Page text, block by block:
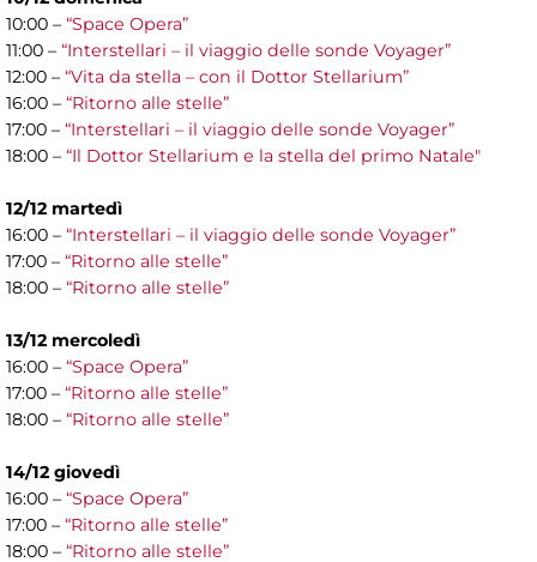
10:00 – “Space Opera”
11:00 – “Interstellari – il viaggio delle sonde Voyager”
12:00 – “Vita da stella – con il Dottor Stellarium”
16:00 – “Ritorno alle stelle”
17:00 – “Interstellari – il viaggio delle sonde Voyager”
18:00 – “Il Dottor Stellarium e la stella del primo Natale"
12/12 martedì
16:00 – “Interstellari – il viaggio delle sonde Voyager”
17:00 – “Ritorno alle stelle”
18:00 – “Ritorno alle stelle”
13/12 mercoledì
16:00 – “Space Opera”
17:00 – “Ritorno alle stelle”
18:00 – “Ritorno alle stelle”
14/12 giovedì
16:00 – “Space Opera”
17:00 – “Ritorno alle stelle”
18:00 – “Ritorno alle stelle”